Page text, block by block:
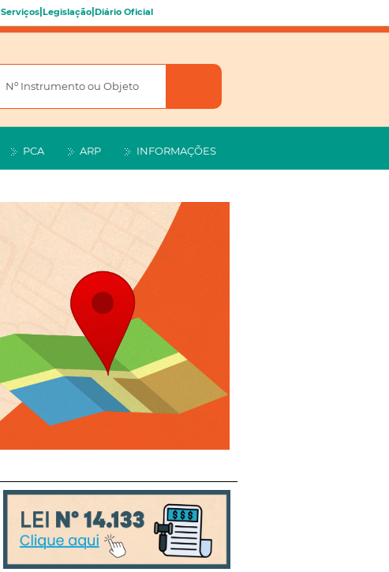
Serviços Legislação Diário Oficial
PCA ARP INFORMAÇÕES